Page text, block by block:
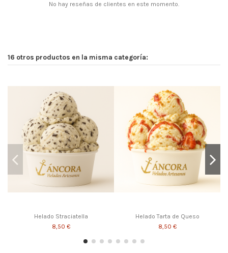
No hay reseñas de clientes en este momento.
16 otros productos en la misma categoría:
Helado Straciatella
8,50 €
Helado Tarta de Queso
8,50 €